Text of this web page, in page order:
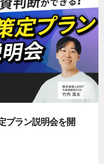
プラン説明会を開